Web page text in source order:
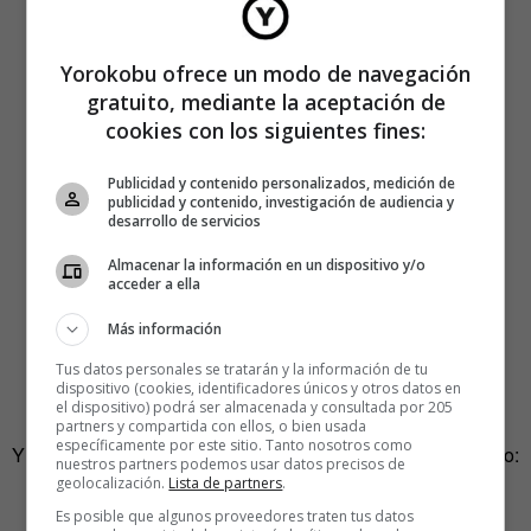
Y para arrancar, en la dedicatoria, Matt Fraction escribe esto:
«A cualquiera, en cualquier sitio,
Yorokobu ofrece un modo de navegación
gratuito, mediante la aceptación de
cookies con los siguientes fines:
Publicidad y contenido personalizados, medición de
publicidad y contenido, investigación de audiencia y
desarrollo de servicios
Almacenar la información en un dispositivo y/o
acceder a ella
Más información
Tus datos personales se tratarán y la información de tu
dispositivo (cookies, identificadores únicos y otros datos en
el dispositivo) podrá ser almacenada y consultada por 205
partners y compartida con ellos, o bien usada
específicamente por este sitio. Tanto nosotros como
nuestros partners podemos usar datos precisos de
geolocalización. Lista de partners.
Es posible que algunos proveedores traten tus datos